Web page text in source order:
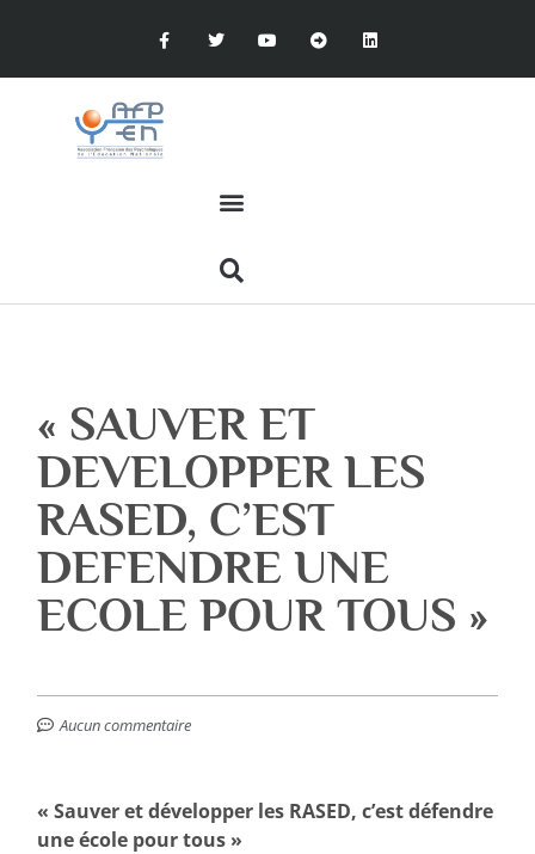
« SAUVER ET
DEVELOPPER LES
RASED, C’EST
DEFENDRE UNE
ECOLE POUR TOUS »
Aucun commentaire
« Sauver et développer les RASED, c’est défendre
une école pour tous »